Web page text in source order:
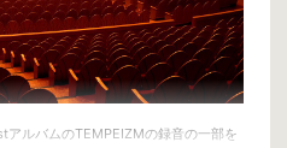
です。
作品を届ける人々に感動が生まれる、
ざいます。
。多分崖から落ちそうな人を助けよう
アルバムのTEMPEIZMの録音の一部を